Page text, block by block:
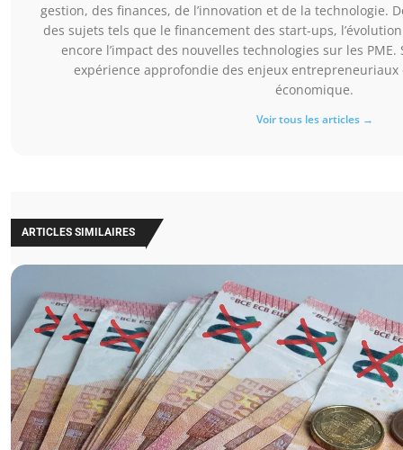
gestion, des finances, de l’innovation et de la technologie.
des sujets tels que le financement des start-ups,
encore l’impact des nouvelles technologies sur les
expérience approfondie des enjeux
économique.
Voir tous les articles →
ARTICLES SIMILAIRES